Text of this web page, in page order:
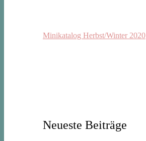
Minikatalog Herbst/Winter 2020
Neueste Beiträge